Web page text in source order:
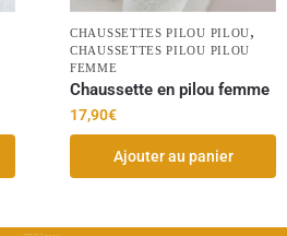
CHAUSSETTES PILOU PILOU,
CHAUSSETTES PILOU PILOU
FEMME
Chaussette en pilou femme
17,90€
Ajouter au panier